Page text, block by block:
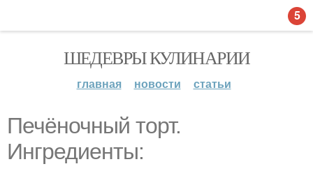
ШЕДЕВРЫ КУЛИНАРИИ
главная новости статьи
Печёночный торт.
Ингредиенты:
5